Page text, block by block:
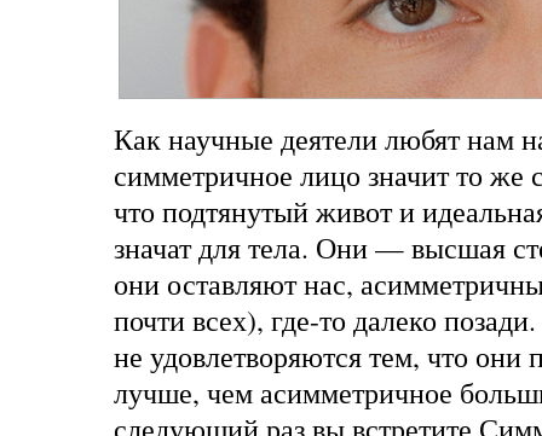
Как научные деятели любят нам
симметричное лицо значит то же
что подтянутый живот и
значат для тела. Они — высшая
они оставляют нас,
почти всех), где-то далеко
не удовлетворяются тем, что они
лучше, чем асимметричное